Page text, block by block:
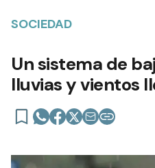
SOCIEDAD
Un sistema de
lluvias y vientos